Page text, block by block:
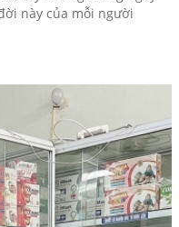
này của mỗi người